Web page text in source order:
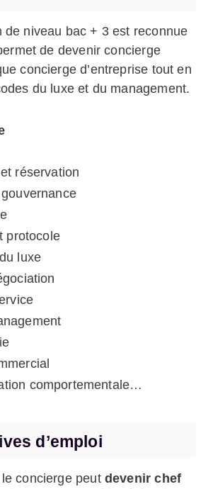
de niveau bac + 3 est reconnue
de devenir concierge
concierge d’entreprise tout en
du luxe et du management.
réservation
protocole
luxe
comportementale…
d’emploi
concierge peutdevenir chef